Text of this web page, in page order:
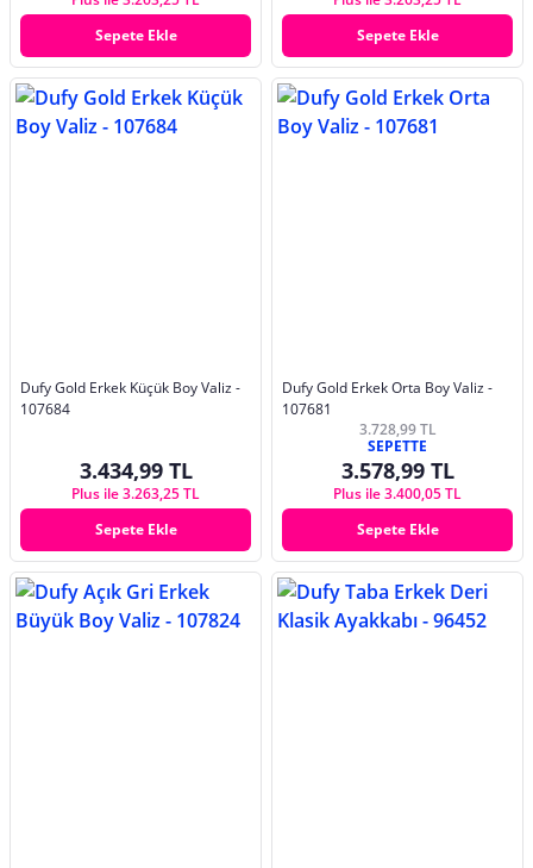
Sepete Ekle
Sepete Ekle
Dufy Gold Erkek Küçük Boy Valiz -
107684
3.434,99 TL
Plus ile 3.263,25 TL
Sepete Ekle
Dufy Gold Erkek Orta Boy Valiz -
107681
3.728,99 TL
SEPETTE
3.578,99 TL
Plus ile 3.400,05 TL
Sepete Ekle